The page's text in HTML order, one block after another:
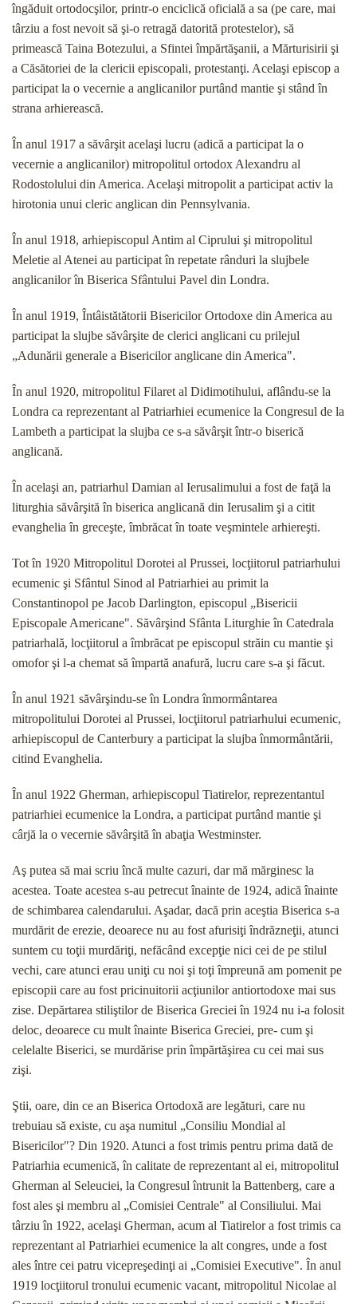
îngăduit ortodocşilor, printr-o enciclică oficială a sa (pe care, mai
târziu a fost nevoit să şi-o re­tragă datorită protestelor), să
primească Taina Bote­zului, a Sfintei împărtăşanii, a Mărturisirii şi
a Căsăto­riei de la clericii episcopali, protestanţi. Acelaşi epis­cop a
participat la o vecernie a anglicanilor purtând mantie şi stând în
strana arhierească.
În anul 1917 a săvârşit acelaşi lucru (adică a par­ticipat la o
vecernie a anglicanilor) mitropolitul orto­dox Alexandru al
Rodostolului din America. Acelaşi mitropolit a participat activ la
hirotonia unui cleric anglican din Pennsylvania.
În anul 1918, arhiepiscopul Antim al Ciprului şi mitropolitul
Meletie al Atenei au participat în repetate rânduri la slujbele
anglicanilor în Biserica Sfântului Pavel din Londra.
În anul 1919, Întâistătătorii Bisericilor Ortodoxe din America au
participat la slujbe săvârşite de clerici anglicani cu prilejul
„Adunării generale a Bisericilor anglicane din America".
În anul 1920, mitropolitul Filaret al Didimotihului, aflându-se la
Londra ca reprezentant al Patriarhiei ecumenice la Congresul de la
Lambeth a participat la slujba ce s-a săvârşit într-o biserică
anglicană.
În acelaşi an, patriarhul Damian al Ierusalimului a fost de faţă la
liturghia săvârşită în biserica anglicană din Ierusalim şi a citit
evanghelia în greceşte, îmbră­cat în toate veşmintele arhiereşti.
Tot în 1920 Mitropolitul Dorotei al Prussei, locţiito­rul patriarhului
ecumenic şi Sfântul Sinod al Patriarhi­ei au primit la
Constantinopol pe Jacob Darlington, episcopul „Bisericii
Episcopale Americane". Săvârşind Sfânta Liturghie în Catedrala
patriarhală, locţiitorul a îmbrăcat pe episcopul străin cu mantie şi
omofor şi l-a chemat să împartă anafură, lucru care s-a şi făcut.
În anul 1921 săvârşindu-se în Londra înmormân­tarea
mitropolitului Dorotei al Prussei, locţiitorul patri­arhului ecumenic,
arhiepiscopul de Canterbury a par­ticipat la slujba înmormântării,
citind Evanghelia.
În anul 1922 Gherman, arhiepiscopul Tiatirelor, reprezentantul
patriarhiei ecumenice la Londra, a par­ticipat purtând mantie şi
cârjă la o vecernie săvârşită în abaţia Westminster.
Aş putea să mai scriu încă multe cazuri, dar mă mărginesc la
acestea. Toate acestea s-au petrecut îna­inte de 1924, adică înainte
de schimbarea calendaru­lui. Aşadar, dacă prin aceştia Biserica s-a
murdărit de erezie, deoarece nu au fost afurisiţi îndrăzneţii, atunci
suntem cu toţii murdăriţi, nefăcând excepţie nici cei de pe stilul
vechi, care atunci erau uniţi cu noi şi toţi împreună am pomenit pe
episcopii care au fost prici­nuitorii acţiunilor antiortodoxe mai sus
zise. Depărta­rea stiliştilor de Biserica Greciei în 1924 nu i-a folosit
deloc, deoarece cu mult înainte Biserica Greciei, pre- cum şi
celelalte Biserici, se murdărise prin împărtă­şirea cu cei mai sus
zişi.
Ştii, oare, din ce an Biserica Ortodoxă are legături, care nu
trebuiau să existe, cu aşa numitul „Consiliu Mondial al
Bisericilor"? Din 1920. Atunci a fost trimis pentru prima dată de
Patriarhia ecumenică, în calitate de reprezentant al ei, mitropolitul
Gherman al Seleuciei, la Congresul întrunit la Battenberg, care a
fost ales şi membru al „Comisiei Centrale" al Consiliului. Mai
târziu în 1922, acelaşi Gherman, acum al Tiatirelor a fost trimis ca
reprezentant al Patriarhiei ecume­nice la alt congres, unde a fost
ales între cei patru vicepreşedinţi ai „Comisiei Executive". În anul
1919 locţiitorul tronului ecumenic vacant, mitropolitul Nicolae al